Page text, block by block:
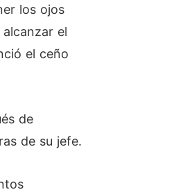
los ojos
el
el ceño
de
de su jefe.